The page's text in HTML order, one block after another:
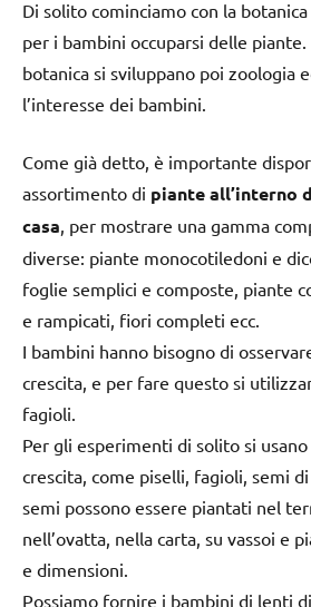
Di solito cominciamo con la
per i bambini occuparsi delle
botanica si sviluppano poi zoologia
l’interesse dei bambini.
Come già detto, è importante
assortimento di piante all’interno
casa , per mostrare una gamma
diverse: piante monocotiledoni e
foglie semplici e composte, piante
e rampicati, fiori completi ecc.
I bambini hanno bisogno di
crescita, e per fare questo si
fagioli.
Per gli esperimenti di solito si
crescita, come piselli, fagioli, semi
semi possono essere piantati nel
nell’ovatta, nella carta, su vassoi e
e dimensioni.
Possiamo fornire i bambini di lenti